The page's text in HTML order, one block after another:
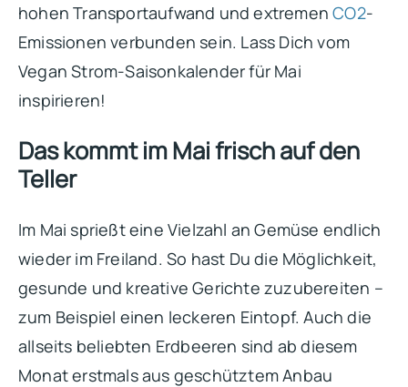
hohen Transportaufwand und extremenCO2-
Emissionen verbunden sein. Lass Dich vom
Vegan Strom-Saisonkalender für Mai
inspirieren!
Das kommt im Mai frisch auf den
Teller
Im Mai sprießt eine Vielzahl an Gemüse endlich
wieder im Freiland. So hast Du die Möglichkeit,
gesunde und kreative Gerichte zuzubereiten –
zum Beispiel einen leckeren Eintopf. Auch die
allseits beliebten Erdbeeren sind ab diesem
Monat erstmals aus geschütztem Anbau